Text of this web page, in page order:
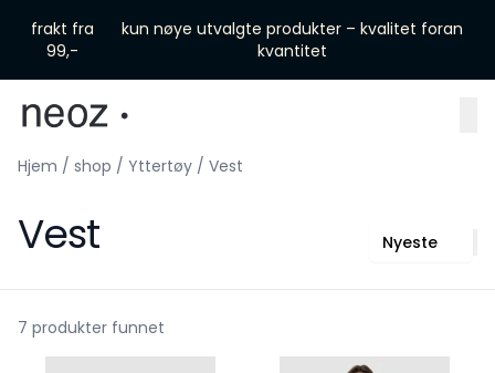
frakt fra
99,-
kun nøye utvalgte produkter – kvalitet foran
kvantitet
Hjem / shop / Yttertøy / Vest
Vest Nyeste
7 produkter funnet